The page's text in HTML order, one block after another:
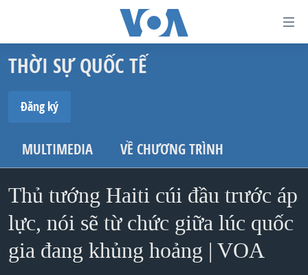
dẫn
truy
cập
Tới
điều
hướng
chính
TRANG CHỦ
VIỆT NAM
BIỂN ĐÔNG
THẾ GIỚI
BLOG
DIỄN ĐÀN
MỤC
THỜI SỰ QUỐC TẾ
Đăng ký
Spotify
Ðăng ký
MULTIMEDIA VỀ CHƯƠNG TRÌNH
Thủ tướng Haiti cúi đầu trước áp
lực, nói sẽ từ chức giữa lúc quốc
gia đang khủng hoảng | VOA